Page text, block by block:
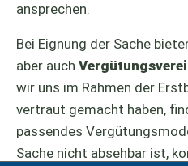
ansprechen.
Bei Eignung der Sache
aber auch
wir uns im Rahmen der
vertraut gemacht haben,
passendes
Sache nicht absehbar ist,